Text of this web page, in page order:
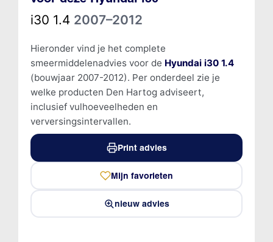
i30 1.4 2007–2012
Hieronder vind je het complete
smeermiddelenadvies voor de Hyundai i30 1.4
(bouwjaar 2007-2012). Per onderdeel zie je
welke producten Den Hartog adviseert,
inclusief vulhoeveelheden en
verversingsintervallen.
Print advies
Mijn favorieten
nieuw advies